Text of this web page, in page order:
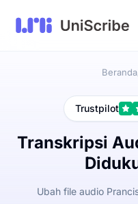
Beranda
Trustpilot
Transkripsi
Ubah file audio